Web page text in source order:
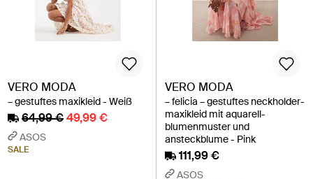
VERO MODA
– gestuftes maxikleid - Weiß
64,99 €49,99 €
ASOS
SALE
VERO MODA
– felicia – gestuftes neckholder-
maxikleid mit aquarell-
blumenmuster und
ansteckblume - Pink
111,99 €
ASOS